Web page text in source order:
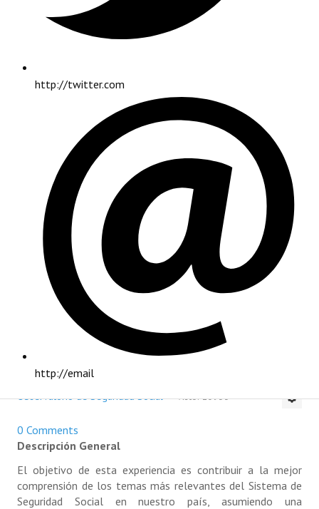
http://twitter.com
http://email
INSTITUCIONAL
INFORMES
INVESTIGACIONES
Institucional
Observatorio de Seguridad Social Visto: 10933
0 Comments
Descripción General
El objetivo de esta experiencia es contribuir a la mejor
comprensión de los temas más relevantes del Sistema de
Seguridad Social en nuestro país, asumiendo una